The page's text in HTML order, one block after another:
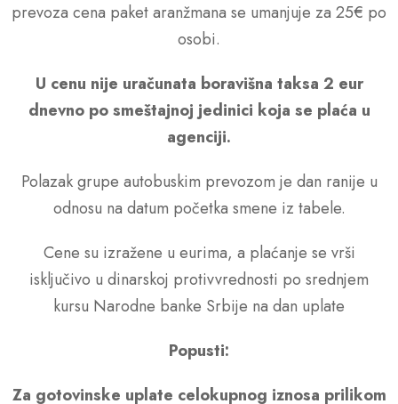
prevoza cena paket aranžmana se umanjuje za 25€ po
osobi.
U cenu nije uračunata boravišna taksa 2 eur
dnevno po smeštajnoj jedinici koja se plaća u
agenciji.
Polazak grupe autobuskim prevozom je dan ranije u
odnosu na datum početka smene iz tabele.
Cene su izražene u eurima, a plaćanje se vrši
isključivo u dinarskoj protivvrednosti po srednjem
kursu Narodne banke Srbije na dan uplate
Popusti:
Za gotovinske uplate celokupnog iznosa prilikom